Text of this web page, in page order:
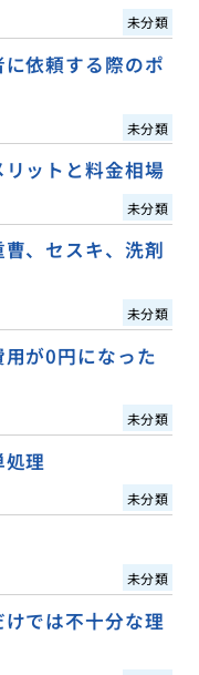
未分類
依頼する際のポ
未分類
ットと料金相場
未分類
、セスキ、洗剤
未分類
が0円になった
未分類
理
未分類
未分類
では不十分な理